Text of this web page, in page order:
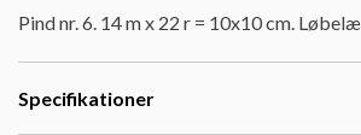
Pind nr. 6. 14 m x 22 r = 10x10 cm.
Specifikationer